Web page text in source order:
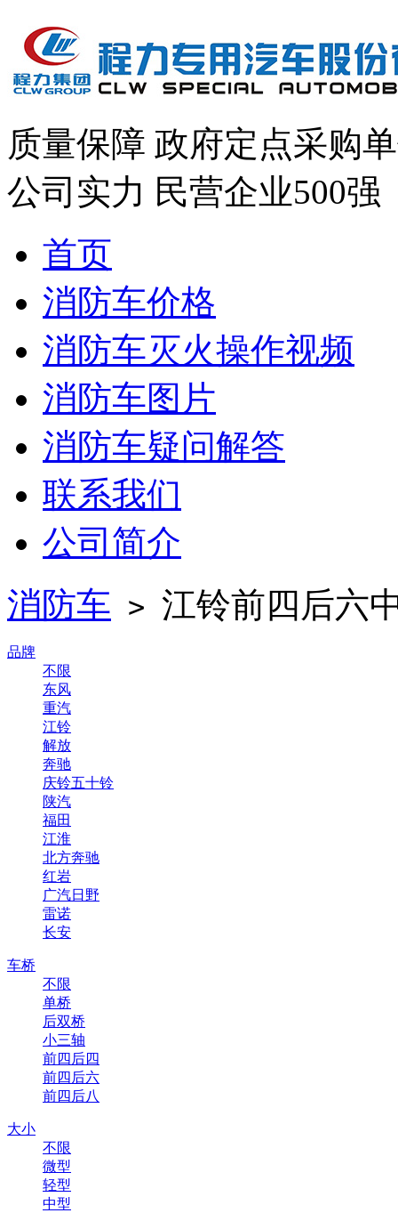
质量保障 政府定点采购
公司实力 民营企业500强
首页
消防车价格
消防车灭火操作视频
消防车图片
消防车疑问解答
联系我们
公司简介
消防车 > 江铃前四后六
品牌
不限
东风
重汽
江铃
解放
奔驰
庆铃五十铃
陕汽
福田
江淮
北方奔驰
红岩
广汽日野
雷诺
长安
车桥
不限
单桥
后双桥
小三轴
前四后四
前四后六
前四后八
大小
不限
微型
轻型
中型